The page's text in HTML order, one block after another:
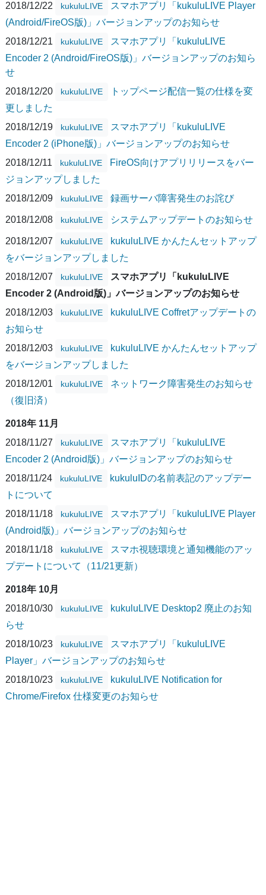
2018/12/22
kukuluLIVE
スマホアプリ「kukuluLIVE Player
(Android/FireOS版)」バージョンアップのお知らせ
2018/12/21
kukuluLIVE
スマホアプリ「kukuluLIVE
Encoder 2 (Android/FireOS版)」バージョンアップのお知ら
せ
2018/12/20
kukuluLIVE
トップページ配信一覧の仕様を変
更しました
2018/12/19
kukuluLIVE
スマホアプリ「kukuluLIVE
Encoder 2 (iPhone版)」バージョンアップのお知らせ
2018/12/11
kukuluLIVE
FireOS向けアプリリリースをバー
ジョンアップしました
2018/12/09
kukuluLIVE 録画サーバ障害発生のお詫び
2018/12/08 kukuluLIVE システムアップデートのお知らせ
2018/12/07 kukuluLIVE
kukuluLIVE かんたんセットアップ
をバージョンアップしました
2018/12/07
kukuluLIVE
スマホアプリ「kukuluLIVE
Encoder 2 (Android版)」バージョンアップのお知らせ
2018/12/03
kukuluLIVE
kukuluLIVE Coffretアップデートの
お知らせ
2018/12/03
kukuluLIVE
kukuluLIVE かんたんセットアップ
をバージョンアップしました
2018/12/01
kukuluLIVE
ネットワーク障害発生のお知らせ
（復旧済）
2018年 11月
2018/11/27
kukuluLIVE
スマホアプリ「kukuluLIVE
Encoder 2 (Android版)」バージョンアップのお知らせ
2018/11/24
kukuluLIVE
kukuluIDの名前表記のアップデー
トについて
2018/11/18
kukuluLIVE
スマホアプリ「kukuluLIVE Player
(Android版)」バージョンアップのお知らせ
2018/11/18
kukuluLIVE
スマホ視聴環境と通知機能のアッ
プデートについて（11/21更新）
2018年 10月
2018/10/30
kukuluLIVE
kukuluLIVE Desktop2 廃止のお知
らせ
2018/10/23
kukuluLIVE
スマホアプリ「kukuluLIVE
Player」バージョンアップのお知らせ
2018/10/23
kukuluLIVE
kukuluLIVE Notification for
Chrome/Firefox 仕様変更のお知らせ